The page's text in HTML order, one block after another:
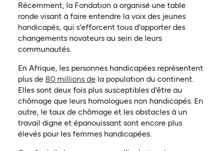
Récemment, la Fondation a organisé une table
ronde visant à faire entendre la voix des jeunes
handicapés, qui s'efforcent tous d'apporter des
changements novateurs au sein de leurs
communautés.
En Afrique, les personnes handicapées représentent
plus de 80 millions de(ouvre dans un nouvel onglet)
la population du continent.
Elles sont deux fois plus susceptibles d'être au
chômage que leurs homologues non handicapés. En
outre, le taux de chômage et les obstacles à un
travail digne et épanouissant sont encore plus
élevés pour les femmes handicapées.